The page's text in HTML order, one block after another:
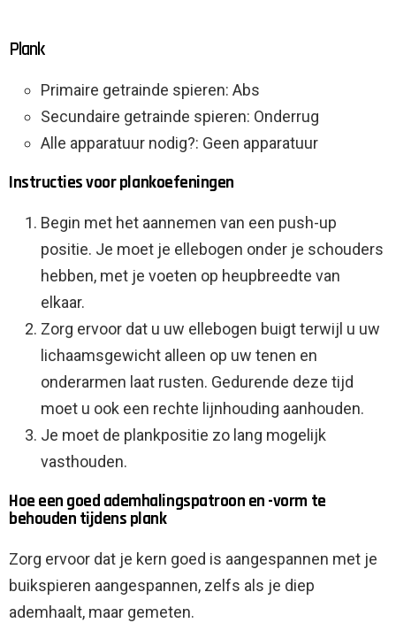
Plank
Primaire getrainde spieren: Abs
Secundaire getrainde spieren: Onderrug
Alle apparatuur nodig?: Geen apparatuur
Instructies voor plankoefeningen
Begin met het aannemen van een push-up
positie. Je moet je ellebogen onder je schouders
hebben, met je voeten op heupbreedte van
elkaar.
Zorg ervoor dat u uw ellebogen buigt terwijl u uw
lichaamsgewicht alleen op uw tenen en
onderarmen laat rusten. Gedurende deze tijd
moet u ook een rechte lijnhouding aanhouden.
Je moet de plankpositie zo lang mogelijk
vasthouden.
Hoe een goed ademhalingspatroon en -vorm te
behouden tijdens plank
Zorg ervoor dat je kern goed is aangespannen met je
buikspieren aangespannen, zelfs als je diep
ademhaalt, maar gemeten.